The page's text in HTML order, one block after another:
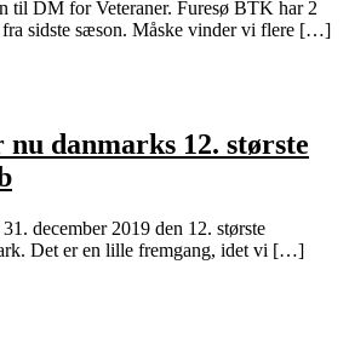
til DM for Veteraner. Furesø BTK har 2
fra sidste sæson. Måske vinder vi flere […]
danmarks 12. største
december 2019 den 12. største
Det er en lille fremgang, idet vi […]